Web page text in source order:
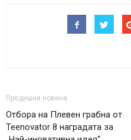
Предишна новина
Отбора на Плевен грабна от
Teenovator 8 наградата за